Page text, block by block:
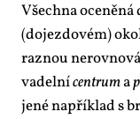
Všech­na
(do­jez­do­vém)
raz­nou
va­del­nícen­t­ruma
je­né na­pří­klad s